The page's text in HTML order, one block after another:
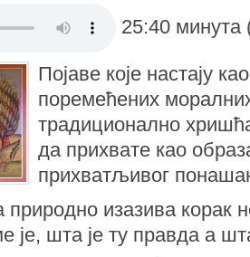
25:40
Појаве које настају
поремећених
традиционално
да прихвате као
прихватљивог
изазива корак
је, шта је ту правда а